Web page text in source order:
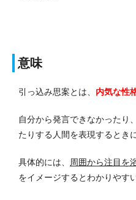
意味
引っ込み思案とは、 内気な性
自分から発言できなかったり
たりする人間を表現するとき
具体的には、
周囲から注目を
をイメージするとわかりやす